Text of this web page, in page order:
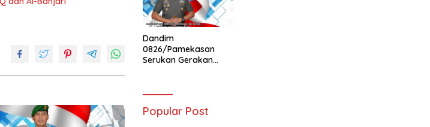
Dandim
0826/Pamekasan
Serukan Gerakan
HUT Ke-81 RI
Popular Post